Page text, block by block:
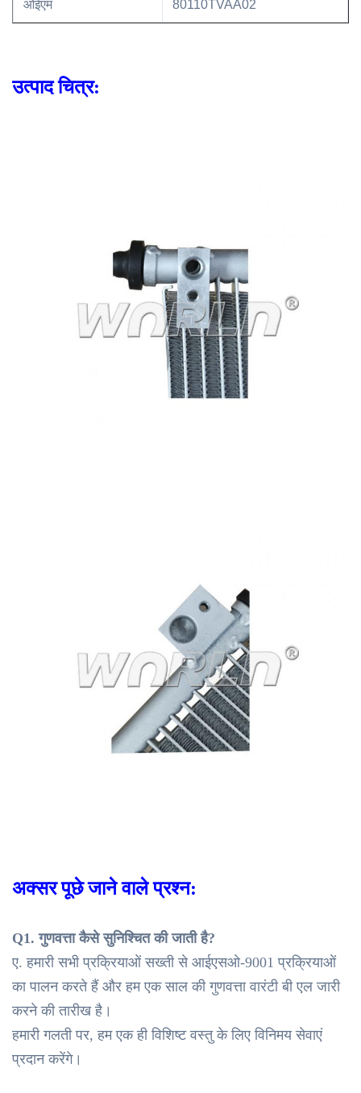
ओईएम 80110TVAA02
उत्पाद चित्र:
अक्सर पूछे जाने वाले प्रश्न:
Q1. गुणवत्ता कैसे सुनिश्चित की जाती है?
ए. हमारी सभी प्रक्रियाओं सख्ती से आईएसओ-9001 प्रक्रियाओं
का पालन करते हैं और हम एक साल की गुणवत्ता वारंटी बी एल जारी
करने की तारीख है।
हमारी गलती पर, हम एक ही विशिष्ट वस्तु के लिए विनिमय सेवाएं
प्रदान करेंगे।